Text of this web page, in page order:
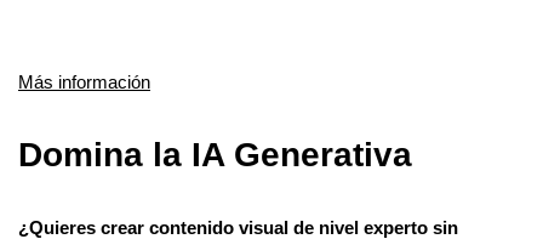
Más información
Domina la IA Generativa
¿Quieres crear contenido visual de nivel experto sin